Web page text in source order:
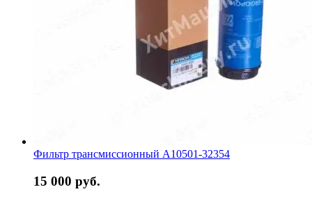
Фильтр трансмиссионный A10501-32354
15 000 руб.